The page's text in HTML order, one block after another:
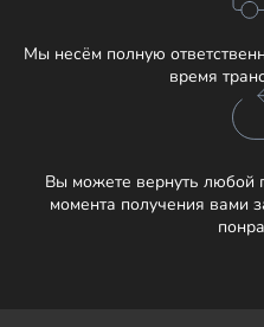
Мы несём полную
время
Вы можете вернуть любой
момента получения вами